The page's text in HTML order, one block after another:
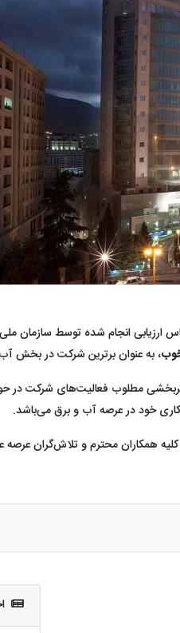
ارزیابی انجام شده توسط
، به عنوان برترین شرکت در بخش
مطلوب فعالیت‌های شرکت در
کاری خود در عرصه آب و برق می‌باشد.
همکاران محترم و تلاش‌گران